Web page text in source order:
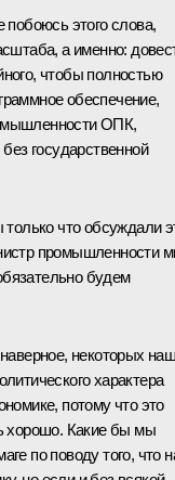
побоюсь этого слова,
а именно:
чтобы полностью
обеспечение,
ОПК,
государственной
что обсуждали
промышленности
будем
некоторых
характера
потому что это
хорошо. Какие бы мы
по поводу того, что